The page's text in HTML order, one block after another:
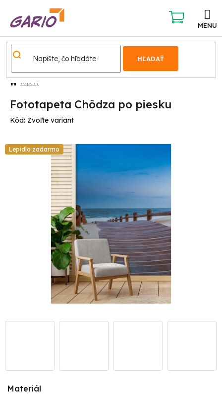
obsah
HĽADAŤ
NÁKUPNÝ
KOŠÍK
Tapety
Fototapeta Chôdza po piesku
Kód: Zvoľte variant
Lepidlo zadarmo
Materiál